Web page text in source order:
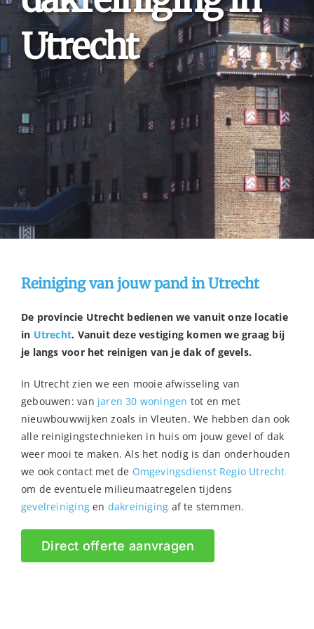
Utrecht
Reiniging van jouw pand in Utrecht
De provincie Utrecht bedienen we vanuit onze locatie
in Utrecht. Vanuit deze vestiging komen we graag bij
je langs voor het reinigen van je dak of gevels.
In Utrecht zien we een mooie afwisseling van
gebouwen: van jaren 30 woningen tot en met
nieuwbouwwijken zoals in Vleuten. We hebben dan ook
alle reinigingstechnieken in huis om jouw gevel of dak
weer mooi te maken. Als het nodig is dan onderhouden
we ook contact met de Omgevingsdienst Regio Utrecht
om de eventuele milieumaatregelen tijdens
gevelreinigingen dakreiniging af te stemmen.
Direct offerte aanvragen